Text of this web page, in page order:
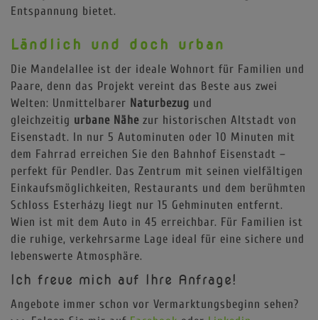
Entspannung bietet.
Ländlich und doch urban
Die Mandelallee ist der ideale Wohnort für Familien und
Paare, denn das Projekt vereint das Beste aus zwei
Welten: Unmittelbarer Naturbezug und
gleichzeitig urbane Nähe zur historischen Altstadt von
Eisenstadt. In nur 5 Autominuten oder 10 Minuten mit
dem Fahrrad erreichen Sie den Bahnhof Eisenstadt –
perfekt für Pendler. Das Zentrum mit seinen vielfältigen
Einkaufsmöglichkeiten, Restaurants und dem berühmten
Schloss Esterházy liegt nur 15 Gehminuten entfernt.
Wien ist mit dem Auto in 45 erreichbar. Für Familien ist
die ruhige, verkehrsarme Lage ideal für eine sichere und
lebenswerte Atmosphäre.
Ich freue mich auf Ihre Anfrage!
Angebote immer schon vor Vermarktungsbeginn sehen?